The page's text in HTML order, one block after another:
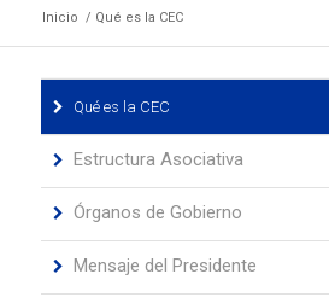
Inicio / Qué es la CEC
Qué es la CEC
Estructura Asociativa
Órganos de Gobierno
Mensaje del Presidente